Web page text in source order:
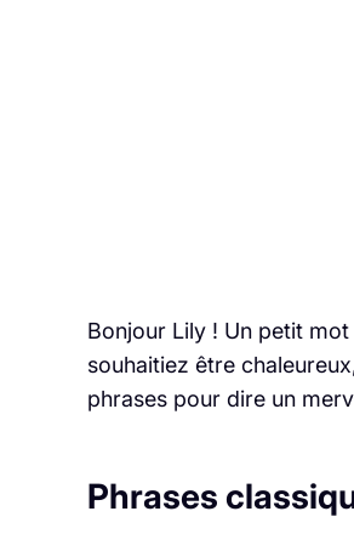
Bonjour Lily ! Un petit
souhaitiez être
phrases pour dire un
Phrases